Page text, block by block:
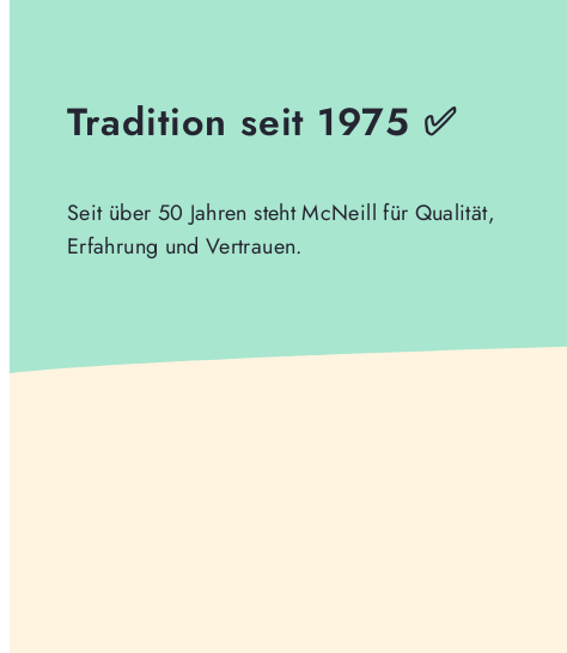
Tradition seit 1975 ✅
Seit über 50 Jahren steht McNeill für Qualität,
Erfahrung und Vertrauen.